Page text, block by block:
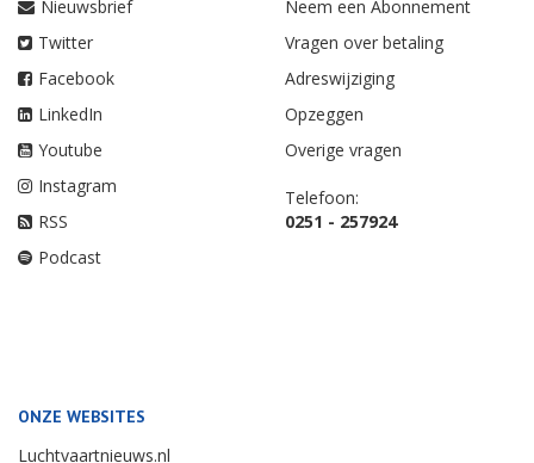
Nieuwsbrief
Twitter
Facebook
LinkedIn
Youtube
Instagram
RSS
Podcast
Neem een Abonnement
Vragen over betaling
Adreswijziging
Opzeggen
Overige vragen
Telefoon:
0251 - 257924
ONZE WEBSITES
Luchtvaartnieuws.nl